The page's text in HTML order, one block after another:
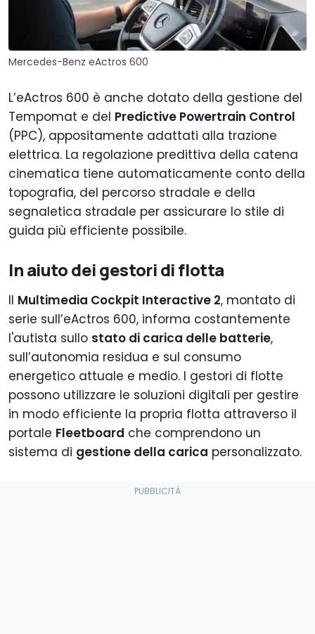
Mercedes-Benz eActros 600
L’eActros 600 è anche dotato della gestione del
Tempomat e del Predictive Powertrain Control
(PPC), appositamente adattati alla trazione
elettrica. La regolazione predittiva della catena
cinematica tiene automaticamente conto della
topografia, del percorso stradale e della
segnaletica stradale per assicurare lo stile di
guida più efficiente possibile.
In aiuto dei gestori di flotta
Il Multimedia Cockpit Interactive 2, montato di
serie sull’eActros 600, informa costantemente
l'autista sullo stato di carica delle batterie,
sull’autonomia residua e sul consumo
energetico attuale e medio. I gestori di flotte
possono utilizzare le soluzioni digitali per gestire
in modo efficiente la propria flotta attraverso il
portale Fleetboard che comprendono un
sistema di gestione della carica personalizzato.